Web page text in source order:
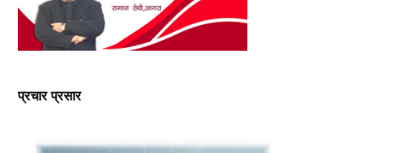
प्रचार प्रसार